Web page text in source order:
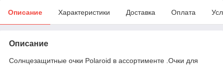
Описание Характеристики Доставка Оплата
Описание
Солнцезащитные очки Polaroid в ассортименте .Очки для